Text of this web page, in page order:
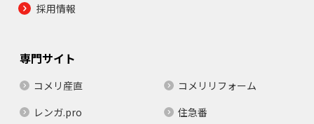
採用情報
専門サイト
コメリ産直
コメリリフォーム
レンガ.pro
住急番